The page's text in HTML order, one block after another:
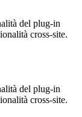
del plug-in
cross-site.
del plug-in
cross-site.